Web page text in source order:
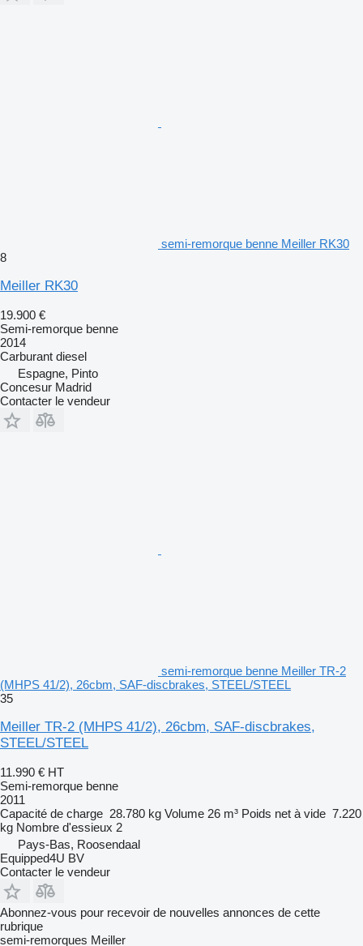
semi-remorque benne Meiller RK30
8
Meiller RK30
19.900 €
Semi-remorque benne
2014
Carburant diesel
Espagne, Pinto
Concesur Madrid
Contacter le vendeur
semi-remorque benne Meiller TR-2
(MHPS 41/2), 26cbm, SAF-discbrakes, STEEL/STEEL
35
Meiller TR-2 (MHPS 41/2), 26cbm, SAF-discbrakes,
STEEL/STEEL
11.990 € HT
Semi-remorque benne
2011
Capacité de charge 28.780 kg Volume 26 m³ Poids net à vide 7.220
kg Nombre d'essieux 2
Pays-Bas, Roosendaal
Equipped4U BV
Contacter le vendeur
Abonnez-vous pour recevoir de nouvelles annonces de cette
rubrique
semi-remorques Meiller